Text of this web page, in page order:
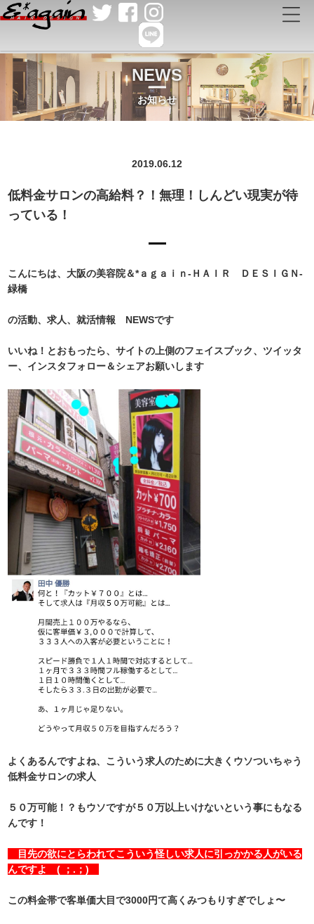
NEWS
お知らせ
2019.06.12
低料金サロンの高給料？！無理！しんどい現実が待
っている！
こんにちは、大阪の美容院＆*ａｇａｉｎ-ＨＡＩＲ ＤＥＳＩＧＮ-
緑橋
の活動、求人、就活情報 NEWSです
いいね！とおもったら、サイトの上側のフェイスブック、ツイッタ
ー、インスタフォロー＆シェアお願いします
よくあるんですよね、こういう求人のために大きくウソついちゃう
低料金サロンの求人
５０万可能！？もウソですが５０万以上いけないという事にもなる
んです！
目先の欲にとらわれてこういう怪しい求人に引っかかる人がいる
んですよ ( ；.；)
この料金帯で客単価大目で3000円て高くみつもりすぎでしょ〜